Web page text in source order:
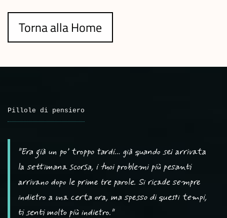
Torna alla Home
Pillole di pensiero
"Era già un po’ troppo tardi… già quando sei arrivata
la settimana scorsa, i tuoi problemi più pesanti
arrivano dopo le prime tre parole. Si ricade sempre
indietro a una certa ora, ma spesso di questi tempi,
ti senti molto più indietro."